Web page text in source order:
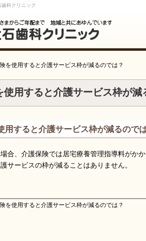
使用すると介護サービス枠が減
科クリニック
を使用すると介護サービス枠が減るのでは？
用すると介護サービス枠が減るので
合、介護保険では居宅療養管理指導料がか
サービスの枠が減ることはありません。
を使用すると介護サービス枠が減るのでは？